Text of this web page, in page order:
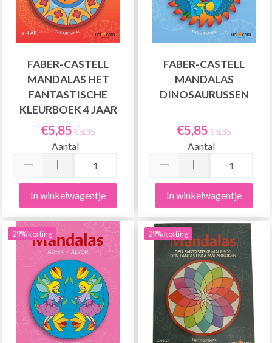
FABER-CASTELL
MANDALAS HET
FANTASTISCHE
KLEURBOEK 4 JAAR
€5,85 €8,35
Aantal
In winkelwagentje
FABER-CASTELL
MANDALAS
DINOSAURUSSEN
€5,85 €8,35
Aantal
In winkelwagentje
29% korting 29% korting